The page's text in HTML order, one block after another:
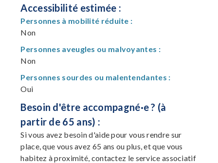
Accessibilité estimée :
Personnes à mobilité réduite :
Non
Personnes aveugles ou malvoyantes :
Non
Personnes sourdes ou malentendantes :
Oui
Besoin d'être accompagné·e ? (à
partir de 65 ans) :
Si vous avez besoin d'aide pour vous rendre sur
place, que vous avez 65 ans ou plus, et que vous
habitez à proximité, contactez le service associatif